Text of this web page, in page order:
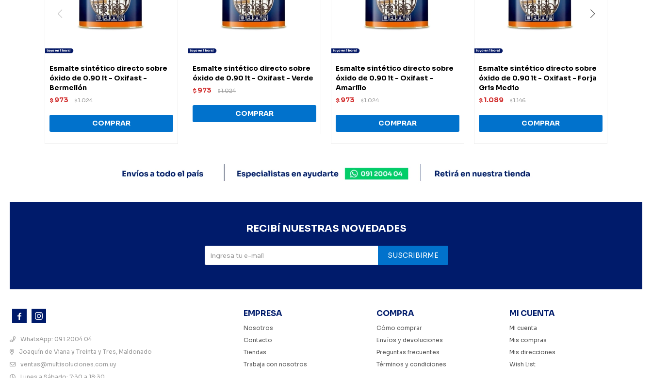
Esmalte sintético directo sobre
óxido de 0.90 lt - Oxifast -
Bermellón
$ 973 $1.024
Esmalte sintético directo sobre
óxido de 0.90 lt - Oxifast - Verde
$ 973 $1.024
Esmalte sintético directo sobre
óxido de 0.90 lt - Oxifast -
Amarillo
$ 973 $1.024
Esmalte sintético directo sobre
óxido de 0.90 lt - Oxifast - Forja
Gris Medio
$ 1.089 $1.146
 
WhatsApp: 091 2004 04
Joaquín de Viana y Treinta y Tres, Maldonado
ventas@multisoluciones.com.uy
EMPRESA
Nosotros
Contacto
Tiendas
Trabaja con nosotros
COMPRA
Cómo comprar
Envíos y devoluciones
Preguntas frecuentes
Términos y condiciones
MI CUENTA
Mi cuenta
Mis compras
Mis direcciones
Wish List
RECIBÍ NUESTRAS NOVEDADES
SUSCRIBIRME